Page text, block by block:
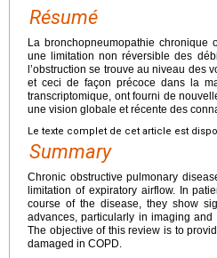
Résumé
La bronchopneumopathie chronique
une limitation non réversible des
l’obstruction se trouve au niveau des
et ceci de façon précoce dans la
transcriptomique, ont fourni de
une vision globale et récente des
Le texte complet de cet article est
Summary
Chronic obstructive pulmonary
limitation of expiratory airflow. In
course of the disease, they show
advances, particularly in imaging
The objective of this review is to
damaged in COPD.